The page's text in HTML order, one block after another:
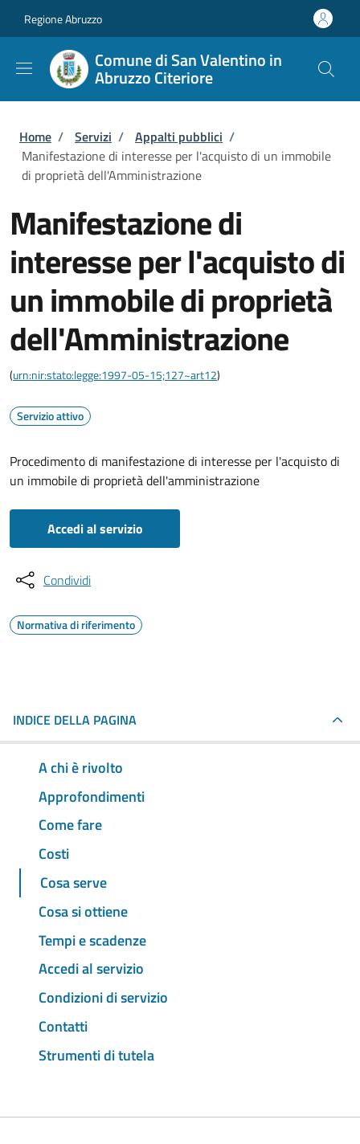
Regione Abruzzo
Comune di San Valentino in
Abruzzo Citeriore
Briciole di pane
Home / Servizi / Appalti pubblici /
Manifestazione di interesse per l'acquisto di un immobile
di proprietà dell'Amministrazione
Manifestazione di
interesse per l'acquisto di
un immobile di proprietà
dell'Amministrazione
(urn:nir:stato:legge:1997-05-15;127~art12)
Servizio attivo
Procedimento di manifestazione di interesse per l'acquisto di
un immobile di proprietà dell'amministrazione
Accedi al servizio
Condividi
Normativa di riferimento
INDICE DELLA PAGINA
A chi è rivolto
Approfondimenti
Come fare
Costi
Cosa serve
Cosa si ottiene
Tempi e scadenze
Accedi al servizio
Condizioni di servizio
Contatti
Strumenti di tutela